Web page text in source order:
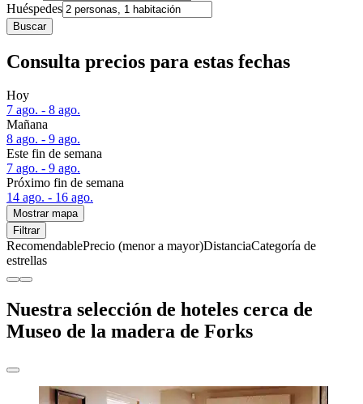
Huéspedes
Buscar
Consulta precios para estas fechas
Hoy
7 ago. - 8 ago.
Mañana
8 ago. - 9 ago.
Este fin de semana
7 ago. - 9 ago.
Próximo fin de semana
14 ago. - 16 ago.
Mostrar mapa
Filtrar
RecomendablePrecio (menor a mayor)DistanciaCategoría de
estrellas
Nuestra selección de hoteles cerca de
Museo de la madera de Forks